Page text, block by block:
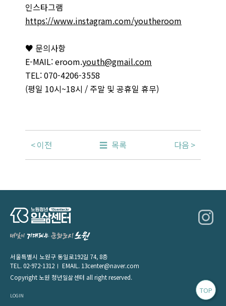
인스타그램
https://www.instagram.com/youtheroom
♥ 문의사항
E-MAIL: eroom.youth@gmail.com
TEL: 070-4206-3558
(평일 10시~18시 / 주말 및 공휴일 휴무)
이전 목록 다음
서울특별시 노원구 동일로192길 74, 8층
TEL.02-972-1312 EMAIL. 13center@naver.com
Copyright 노원 청년일삶센터 all right reserved.
LOGIN
TOP